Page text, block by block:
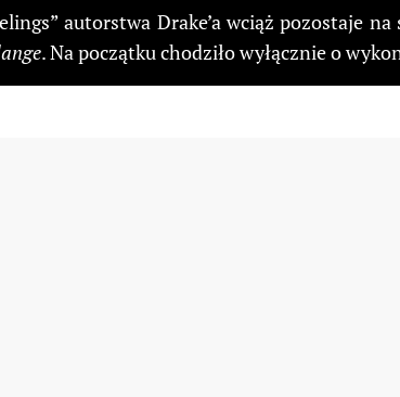
autorstwa Drake’a wciąż pozostaje
. Na początku chodziło wyłącznie o